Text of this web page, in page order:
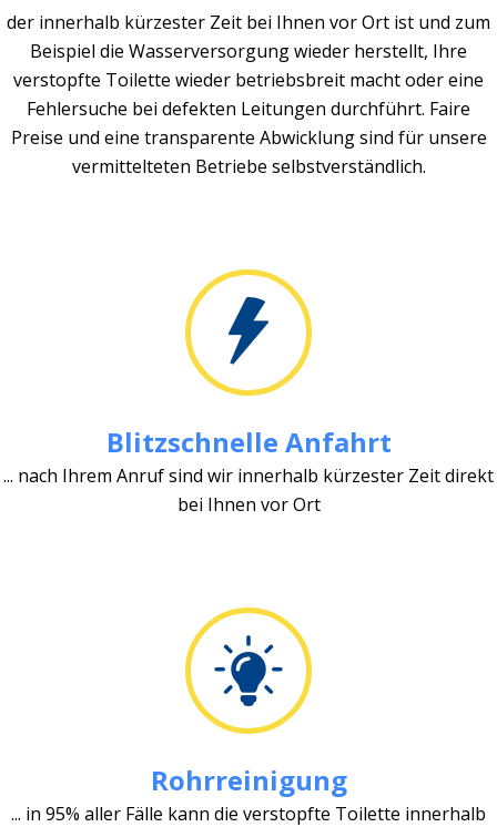
der innerhalb kürzester Zeit bei Ihnen vor Ort ist und zum
Beispiel die Wasserversorgung wieder herstellt, Ihre
verstopfte Toilette wieder betriebsbreit macht oder eine
Fehlersuche bei defekten Leitungen durchführt. Faire
Preise und eine transparente Abwicklung sind für unsere
vermittelteten Betriebe selbstverständlich.
Blitzschnelle Anfahrt
... nach Ihrem Anruf sind wir innerhalb kürzester Zeit direkt
bei Ihnen vor Ort
Rohrreinigung
... in 95% aller Fälle kann die verstopfte Toilette innerhalb